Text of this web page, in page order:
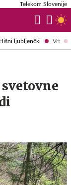
Hišni ljubljenčki Vrt
Telekom Slovenije